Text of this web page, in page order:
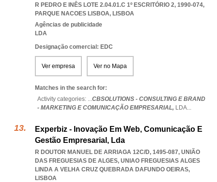
R PEDRO E INÊS LOTE 2.04.01.C 1º ESCRITÓRIO 2, 1990-074,
PARQUE NACOES LISBOA, LISBOA
Agências de publicidade
LDA
Designação comercial: EDC
Ver empresa Ver no Mapa
Matches in the search for:
Activity categories: ...CBSOLUTIONS - CONSULTING E BRAND
- MARKETING E COMUNICAÇÃO EMPRESARIAL, LDA...
Experbiz - Inovação Em Web, Comunicação E
Gestão Empresarial, Lda
R DOUTOR MANUEL DE ARRIAGA 12C/D, 1495-087, UNIÃO
DAS FREGUESIAS DE ALGES, UNIAO FREGUESIAS ALGES
LINDA A VELHA CRUZ QUEBRADA DAFUNDO OEIRAS,
LISBOA